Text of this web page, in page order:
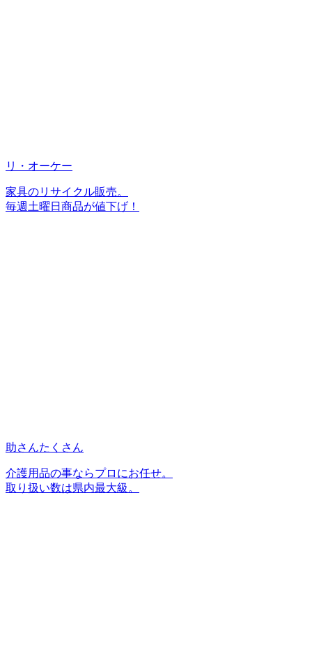
リ・オーケー
家具のリサイクル販売。
毎週土曜日商品が値下げ！
助さんたくさん
介護用品の事ならプロにお任せ。
取り扱い数は県内最大級。